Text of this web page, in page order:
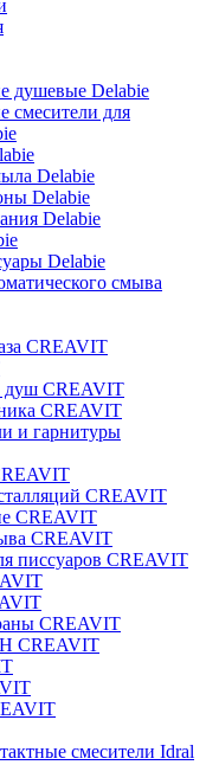
душевые Delabie
смесители для
Delabie
Delabie
Delabie
Delabie
смыва
CREAVIT
душ CREAVIT
CREAVIT
и гарнитуры
CREAVIT
CREAVIT
CREAVIT
писсуаров CREAVIT
CREAVIT
CREAVIT
смесители Idral